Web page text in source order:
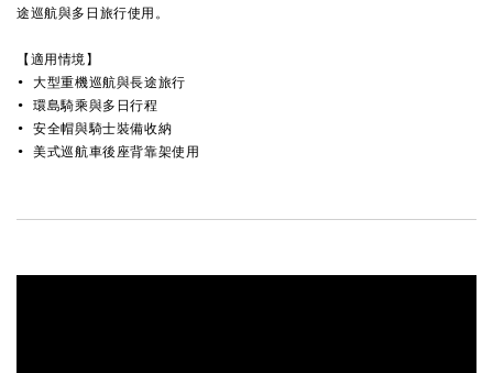
途巡航與多日旅行使用。
【適用情境】
• 大型重機巡航與長途旅行
• 環島騎乘與多日行程
• 安全帽與騎士裝備收納
• 美式巡航車後座背靠架使用